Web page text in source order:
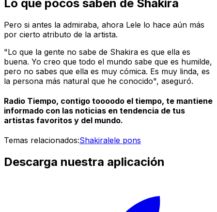
Lo que pocos saben de Shakira
Pero si antes la admiraba, ahora Lele lo hace aún más
por cierto atributo de la artista.
"Lo que la gente no sabe de Shakira es que ella es
buena. Yo creo que todo el mundo sabe que es humilde,
pero no sabes que ella es muy cómica. Es muy linda, es
la persona más natural que he conocido", aseguró.
Radio Tiempo, contigo toooodo el tiempo, te mantiene
informado con las noticias en tendencia de tus
artistas favoritos y del mundo.
Temas relacionados:Shakiralele pons
Descarga nuestra aplicación